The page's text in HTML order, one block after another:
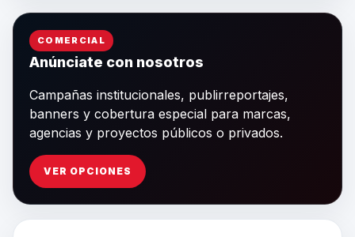
COMERCIAL
Anúnciate con nosotros
Campañas institucionales, publirreportajes,
banners y cobertura especial para marcas,
agencias y proyectos públicos o privados.
VER OPCIONES